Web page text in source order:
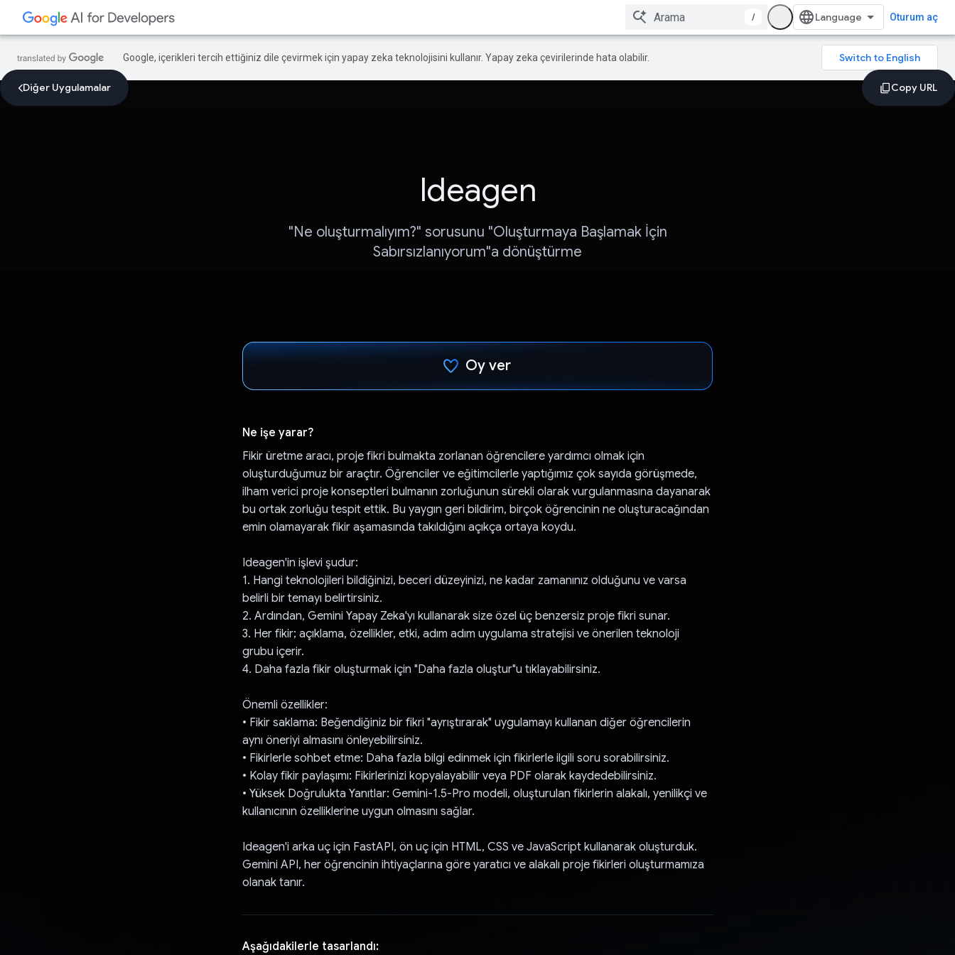
/ Oturum aç
Google, içerikleri tercih ettiğiniz dile çevirmek için yapay zeka teknolojisini kullanır. Yapay zeka çevirilerinde hata olabilir.
Diğer Uygulamalar
Ideagen
"Ne oluşturmalıyım?" sorusunu "Oluşturmaya Başlamak İçin
Sabırsızlanıyorum"a dönüştürme
Oy ver
Ne işe yarar?
Fikir üretme aracı, proje fikri bulmakta zorlanan öğrencilere yardımcı olmak için
oluşturduğumuz bir araçtır. Öğrenciler ve eğitimcilerle yaptığımız çok sayıda görüşmede,
ilham verici proje konseptleri bulmanın zorluğunun sürekli olarak vurgulanmasına dayanarak
bu ortak zorluğu tespit ettik. Bu yaygın geri bildirim, birçok öğrencinin ne oluşturacağından
emin olamayarak fikir aşamasında takıldığını açıkça ortaya koydu.
Ideagen'in işlevi şudur:
1. Hangi teknolojileri bildiğinizi, beceri düzeyinizi, ne kadar zamanınız olduğunu ve varsa
belirli bir temayı belirtirsiniz.
2. Ardından, Gemini Yapay Zeka'yı kullanarak size özel üç benzersiz proje fikri sunar.
3. Her fikir; açıklama, özellikler, etki, adım adım uygulama stratejisi ve önerilen teknoloji
grubu içerir.
4. Daha fazla fikir oluşturmak için "Daha fazla oluştur"u tıklayabilirsiniz.
Önemli özellikler:
• Fikir saklama: Beğendiğiniz bir fikri "ayrıştırarak" uygulamayı kullanan diğer öğrencilerin
aynı öneriyi almasını önleyebilirsiniz.
• Fikirlerle sohbet etme: Daha fazla bilgi edinmek için fikirlerle ilgili soru sorabilirsiniz.
• Kolay fikir paylaşımı: Fikirlerinizi kopyalayabilir veya PDF olarak kaydedebilirsiniz.
• Yüksek Doğrulukta Yanıtlar: Gemini-1.5-Pro modeli, oluşturulan fikirlerin alakalı, yenilikçi ve
kullanıcının özelliklerine uygun olmasını sağlar.
Ideagen'i arka uç için FastAPI, ön uç için HTML, CSS ve JavaScript kullanarak oluşturduk.
Gemini API, her öğrencinin ihtiyaçlarına göre yaratıcı ve alakalı proje fikirleri oluşturmamıza
olanak tanır.
Aşağıdakilerle tasarlandı: